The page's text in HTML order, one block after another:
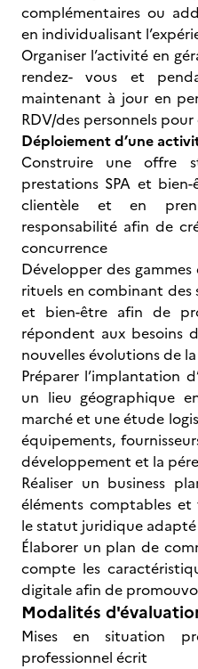
complémentaires ou
en individualisant
Organiser l’activité en
rendez- vous et
maintenant à jour en
RDV/des personnels
Déploiement d’une
Construire une offre
prestations SPA et
clientèle et en
responsabilité afin de
concurrence
Développer des
rituels en combinant des
et bien-être afin de
répondent aux besoins
nouvelles évolutions de
Préparer l’implantation
un lieu géographique
marché et une étude
équipements,
développement et la
Réaliser un business
éléments comptables
le statut juridique adapté
Élaborer un plan de
compte les
digitale afin de
Modalités
Mises en situation
professionnel écrit